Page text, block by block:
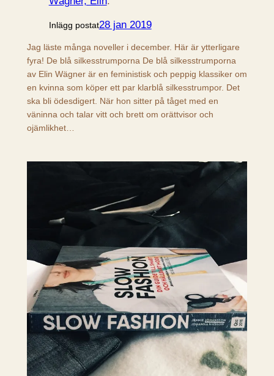
Inlägg postat28 jan 2019
Jag läste många noveller i december. Här är ytterligare
fyra! De blå silkesstrumporna De blå silkesstrumporna
av Elin Wägner är en feministisk och peppig klassiker om
en kvinna som köper ett par klarblå silkesstrumpor. Det
ska bli ödesdigert. När hon sitter på tåget med en
väninna och talar vitt och brett om orättvisor och
ojämlikhet…